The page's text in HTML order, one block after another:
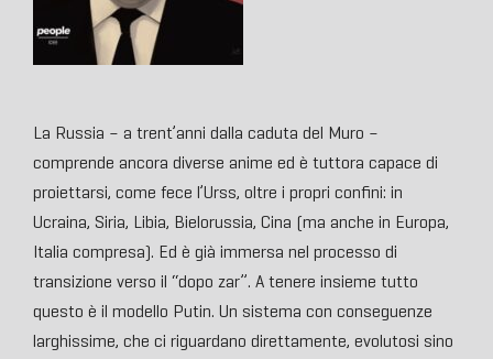
La Russia – a trent’anni dalla caduta del Muro –
comprende ancora diverse anime ed è tuttora capace di
proiettarsi, come fece l’Urss, oltre i propri confini: in
Ucraina, Siria, Libia, Bielorussia, Cina (ma anche in Europa,
Italia compresa). Ed è già immersa nel processo di
transizione verso il “dopo zar”. A tenere insieme tutto
questo è il modello Putin. Un sistema con conseguenze
larghissime, che ci riguardano direttamente, evolutosi sino